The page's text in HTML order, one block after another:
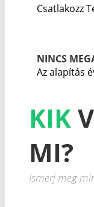
Csatlakozz
NINCS
Az alapítás
KIK
MI?
Ismerj meg